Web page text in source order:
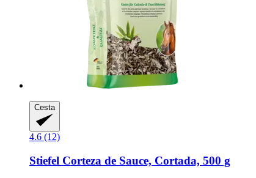
Cesta
4.6 (12)
Stiefel Corteza de Sauce, Cortada, 500 g